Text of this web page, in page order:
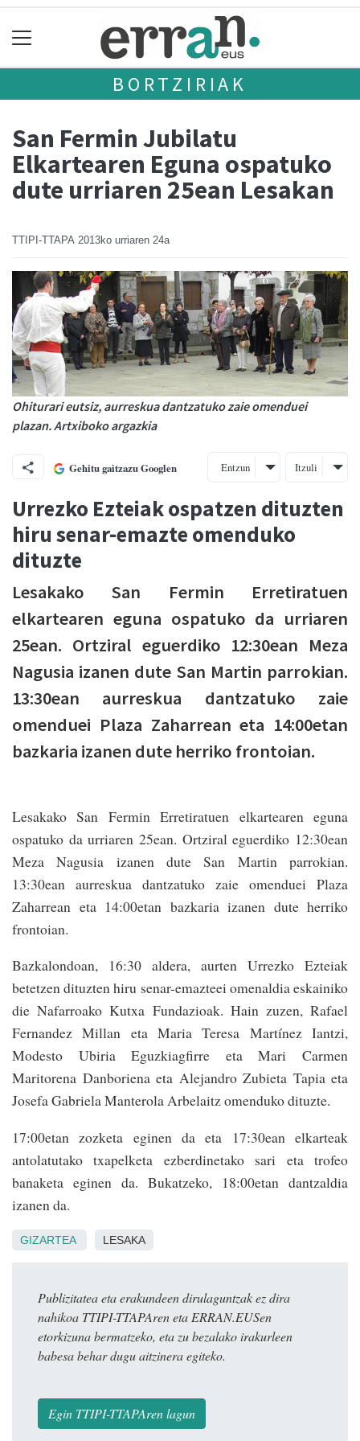
BORTZIRIAK
San Fermin Jubilatu
Elkartearen Eguna ospatuko
dute urriaren 25ean Lesakan
TTIPI-TTAPA 2013ko urriaren 24a
Ohiturari eutsiz, aurreskua dantzatuko zaie omenduei
plazan. Artxiboko argazkia
Gehitu gaitzazu Googlen Entzun Itzuli
Urrezko Ezteiak ospatzen dituzten
hiru senar-emazte omenduko
dituzte
Lesakako San Fermin Erretiratuen
elkartearen eguna ospatuko da urriaren
25ean. Ortziral eguerdiko 12:30ean Meza
Nagusia izanen dute San Martin parrokian.
13:30ean aurreskua dantzatuko zaie
omenduei Plaza Zaharrean eta 14:00etan
bazkaria izanen dute herriko frontoian.
Lesakako San Fermin Erretiratuen elkartearen eguna
ospatuko da urriaren 25ean. Ortziral eguerdiko 12:30ean
Meza Nagusia izanen dute San Martin parrokian.
13:30ean aurreskua dantzatuko zaie omenduei Plaza
Zaharrean eta 14:00etan bazkaria izanen dute herriko
frontoian.
Bazkalondoan, 16:30 aldera, aurten Urrezko Ezteiak
betetzen dituzten hiru senar-emazteei omenaldia eskainiko
die Nafarroako Kutxa Fundazioak. Hain zuzen, Rafael
Fernandez Millan eta Maria Teresa Martínez Iantzi,
Modesto Ubiria Eguzkiagfirre eta Mari Carmen
Maritorena Danboriena eta Alejandro Zubieta Tapia eta
Josefa Gabriela Manterola Arbelaitz omenduko dituzte.
17:00etan zozketa eginen da eta 17:30ean elkarteak
antolatutako txapelketa ezberdinetako sari eta trofeo
banaketa eginen da. Buka­tzeko, 18:00etan dan­tzaldia
izanen da.
GIZARTEA LESAKA
Publizitatea eta erakundeen dirulaguntzak ez dira
nahikoa TTIPI-TTAPAren eta ERRAN.EUSen
etorkizuna bermatzeko, eta zu bezalako irakurleen
babesa behar dugu aitzinera egiteko.
Egin TTIPI-TTAPAren lagun